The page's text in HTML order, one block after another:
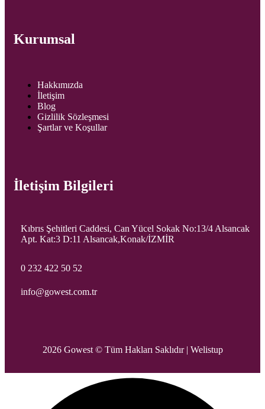
Kurumsal
Hakkımızda
İletişim
Blog
Gizlilik Sözleşmesi
Şartlar ve Koşullar
İletişim Bilgileri
Kıbrıs Şehitleri Caddesi, Can Yücel Sokak No:13/4 Alsancak
Apt. Kat:3 D:11 Alsancak,Konak/İZMİR
0 232 422 50 52
info@gowest.com.tr
2026 Gowest © Tüm Hakları Saklıdır | Welistup